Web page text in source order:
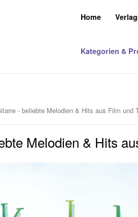
Home
Kategorien &
- beliebte Melodien & Hits aus Film und
Melodien & Hits